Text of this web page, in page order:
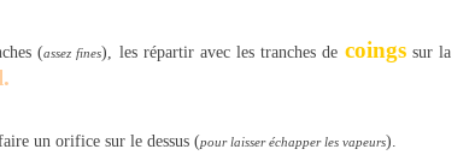
(assez fines), les répartir avec les tranches de coingssur la
un orifice sur le dessus (pour laisser échapper les vapeurs).